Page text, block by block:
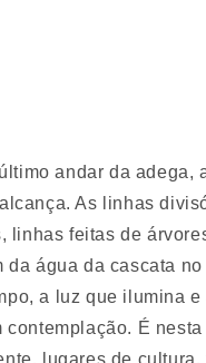
andar da adega,
As linhas
linhas feitas de
da água da cascata
a luz que ilumina
É